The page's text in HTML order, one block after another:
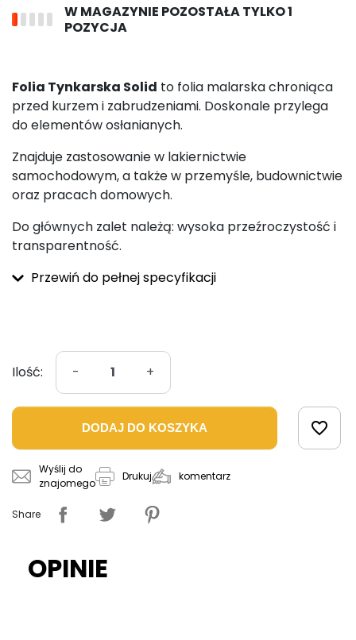
W MAGAZYNIE POZOSTAŁA TYLKO 1
POZYCJA
Folia Tynkarska Solid to folia malarska chroniąca
przed kurzem i zabrudzeniami. Doskonale przylega
do elementów osłanianych.
Znajduje zastosowanie w lakiernictwie
samochodowym, a także w przemyśle, budownictwie
oraz pracach domowych.
Do głównych zalet należą: wysoka przeźroczystość i
transparentność.
Przewiń do pełnej specyfikacji
Ilość: - +
DODAJ DO KOSZYKA favorite_border
Wyślij do
znajomego
Drukuj komentarz
Share
OPINIE